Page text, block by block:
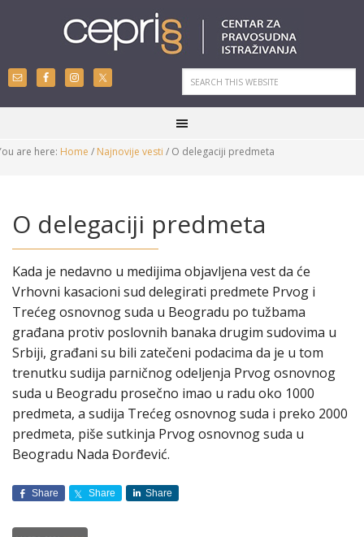
are here: Home / Najnovije vesti / O delegaciji predmeta
O delegaciji predmeta
Kada je nedavno u medijima objavljena vest da će
Vrhovni kasacioni sud delegirati predmete Prvog i
Trećeg osnovnog suda u Beogradu po tužbama
građana protiv poslovnih banaka drugim sudovima u
Srbiji, građani su bili zatečeni podacima da je u tom
trenutku sudija parničnog odeljenja Prvog osnovnog
suda u Beogradu prosečno imao u radu oko 1000
predmeta, a sudija Trećeg osnovnog suda i preko 2000
predmeta, piše sutkinja Prvog osnovnog suda u
Beogradu Nada Đorđević.
Share Share Share